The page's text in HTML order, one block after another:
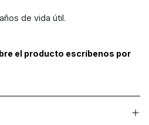
de vida útil.
el producto escríbenos por